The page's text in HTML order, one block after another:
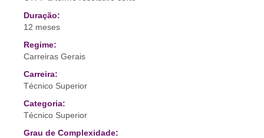
Duração:
12 meses
Regime:
Carreiras Gerais
Carreira:
Técnico Superior
Categoria:
Técnico Superior
Grau de Complexidade: